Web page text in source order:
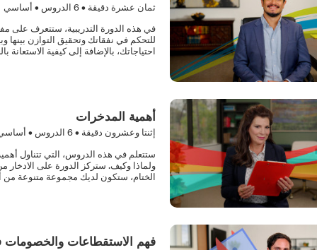
ثمان عشرة دقيقة •6الدروس • أساسي
في هذه الدورة التدريبية، ستتعرف على
للتحكم في نفقاتك وتحقيق التوازن
احتياجاتك، بالإضافة إلى كيفية
أهمية المدخرات
إثنتا وعشرون دقيقة •6الدروس •
ستتعلم في هذه الدروس، التي تتناول
ولماذا وكيف. ستركز الدورة على الادخار
الختام، ستكون لديك مجموعة متنوعة
فهم الاستقطاعات والخصومات